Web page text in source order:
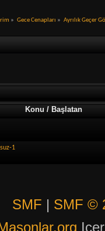
» Gece Cenapları » Ayrılık Geçer
Konu / Başlatan
1
SMF | SMF ©